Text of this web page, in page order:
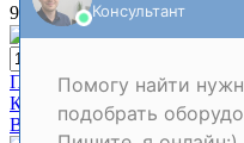
941 ₽/ шт
В корзину
Подробнее
Купить в 1 клик
Сравнение
В избранное
В